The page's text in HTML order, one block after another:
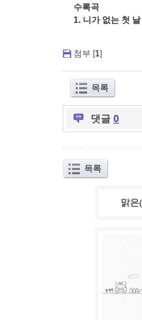
수록곡
1. 니가 없는 첫 날
첨부 [1]
목록
댓글 0
목록
맑은